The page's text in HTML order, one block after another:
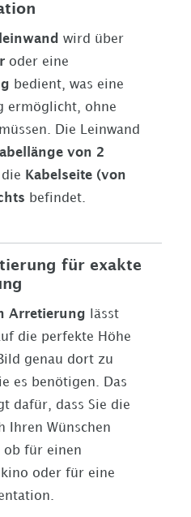
wird über
oder eine
bedient, was eine
ermöglicht, ohne
Die Leinwand
von 2
Kabelseite (von
befindet.
für exakte
Arretierung lässt
die perfekte Höhe
genau dort zu
es benötigen. Das
dafür, dass Sie die
Ihren Wünschen
ob für einen
oder für eine